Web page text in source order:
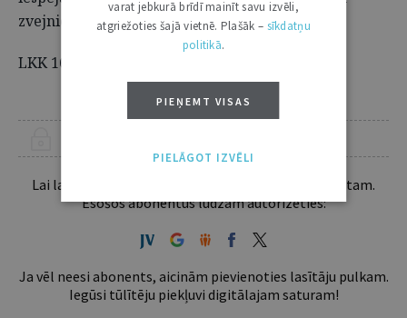
zvejniekiem?
LKK 160.
Lai lasītu šo rakstu tālāk, Tev jābūt žurnāla abonentam.
Esošos abonentus lūdzam autorizēties:
Ja vēl neesi abonents, aicinām pievienoties lasītāju pulkam.
Iegūsi tūlītēju piekļuvi digitālajam saturam!
varat jebkurā brīdī mainīt savu izvēli,
atgriežoties šajā vietnē. Plašāk – sīkdatņu
politikā.
PIEŅEMT VISAS
PIELĀGOT IZVĒLI